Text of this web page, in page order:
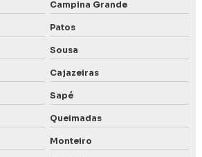
Campina Grande
Patos
Sousa
Cajazeiras
Sapé
Queimadas
Monteiro